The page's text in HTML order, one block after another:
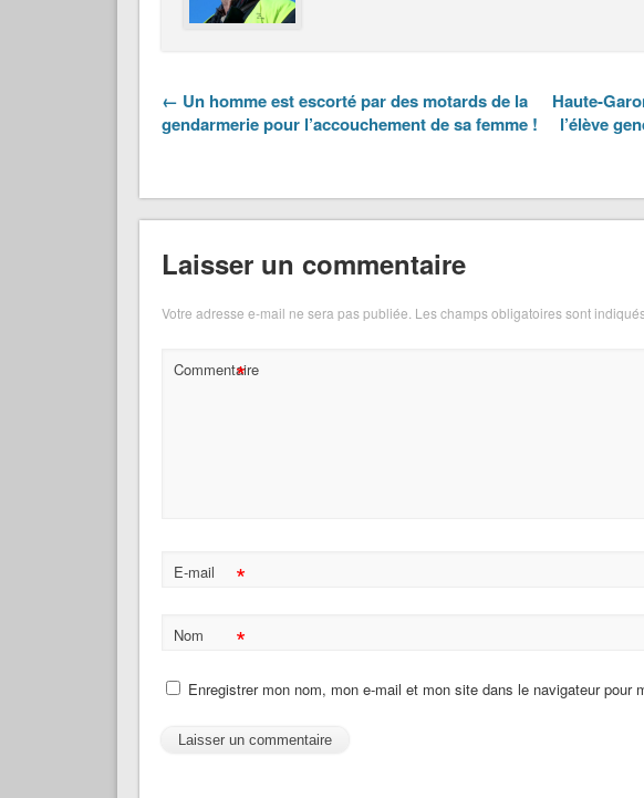
← Un homme est escorté par des motards de la
gendarmerie pour l’accouchement de sa femme !
Haute-
l’élève
Laisser un commentaire
Votre adresse e-mail ne sera pas publiée. Les champs obligatoires sont
Commentaire
*
E-mail *
Nom *
Enregistrer mon nom, mon e-mail et mon site dans le navigateur pour